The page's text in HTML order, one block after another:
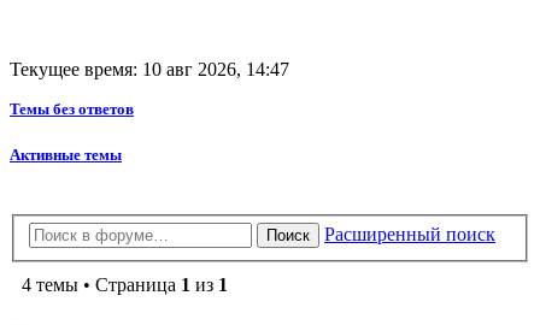
Текущее время: 10 авг 2026, 14:47
Темы без ответов
Активные темы
Поиск Расширенный поиск
4 темы • Страница 1 из 1